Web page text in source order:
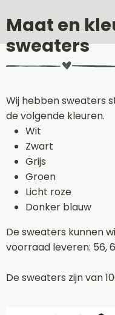
Maat en
sweaters
Wij hebben sweaters
de volgende kleuren.
Wit
Zwart
Grijs
Groen
Licht roze
Donker blauw
De sweaters kunnen
voorraad leveren: 56,
De sweaters zijn van